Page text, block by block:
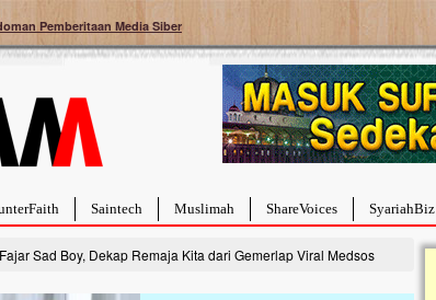
Pemberitaan Media Siber
Saintech Muslimah ShareVoices SyariahBiz
Sad Boy, Dekap Remaja Kita dari Gemerlap Viral Medsos